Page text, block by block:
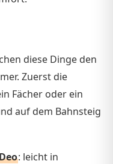
diese Dinge den
Zuerst die
Fächer oder ein
auf dem Bahnsteig
: leicht in